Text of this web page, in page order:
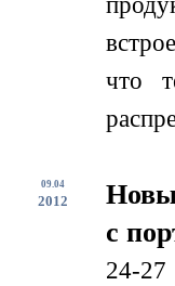
что
09.04
2012
с
24-